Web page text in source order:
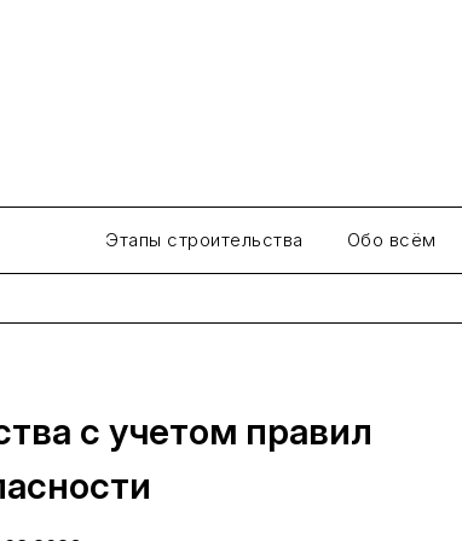
Этапы строительства Обо всём
с учетом правил